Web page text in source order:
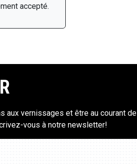
accepté.
aux vernissages et être au courant de
vous à notre newsletter!